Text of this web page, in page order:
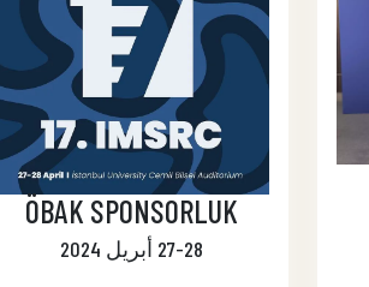
ÖBAK SPONSORLUK
27-28 أبريل 2024